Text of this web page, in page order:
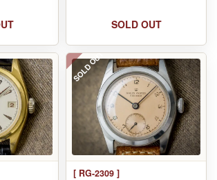
SOLD OUT
SOLD OUT
[ RG-2309 ]